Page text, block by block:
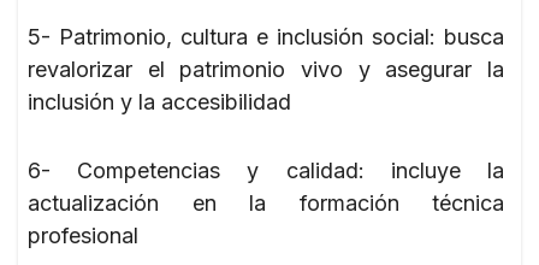
5- Patrimonio, cultura e inclusión social: busca
revalorizar el patrimonio vivo y asegurar la
inclusión y la accesibilidad
6- Competencias y calidad: incluye la
actualización en la formación técnica
profesional